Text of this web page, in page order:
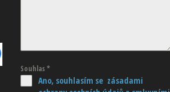
Souhlas*
Ano, souhlasím se zásadami